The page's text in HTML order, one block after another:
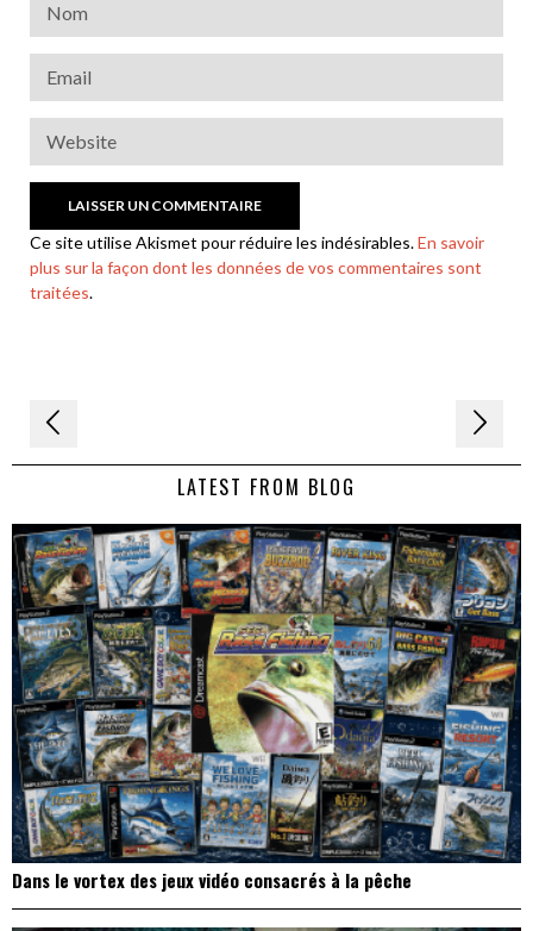
Ce site utilise Akismet pour réduire les indésirables.En savoir
plus sur la façon dont les données de vos commentaires sont
traitées.
Navigation
de LATEST FROM BLOG
Dans le vortex des jeux vidéo consacrés à la pêche